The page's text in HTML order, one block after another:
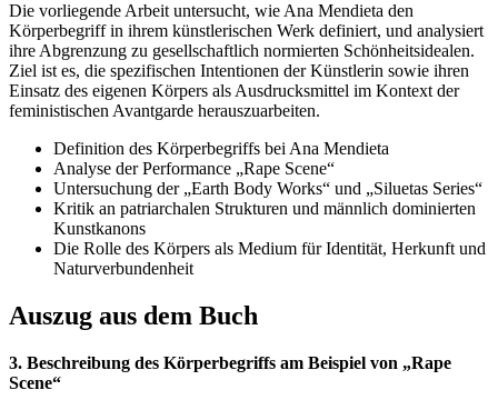
Die vorliegende Arbeit untersucht, wie Ana Mendieta den
Körperbegriff in ihrem künstlerischen Werk definiert, und analysiert
ihre Abgrenzung zu gesellschaftlich normierten Schönheitsidealen.
Ziel ist es, die spezifischen Intentionen der Künstlerin sowie ihren
Einsatz des eigenen Körpers als Ausdrucksmittel im Kontext der
feministischen Avantgarde herauszuarbeiten.
Definition des Körperbegriffs bei Ana Mendieta
Analyse der Performance „Rape Scene“
Untersuchung der „Earth Body Works“ und „Siluetas Series“
Kritik an patriarchalen Strukturen und männlich dominierten
Kunstkanons
Die Rolle des Körpers als Medium für Identität, Herkunft und
Naturverbundenheit
Auszug aus dem Buch
3. Beschreibung des Körperbegriffs am Beispiel von „Rape
Scene“